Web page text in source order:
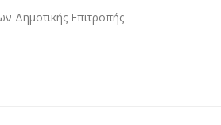
Δημοτικής Επιτροπής